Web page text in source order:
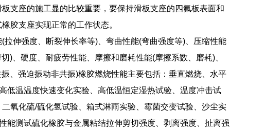
支座的施工显的比较重要，要保持滑板支座的四氟板表面和
胶支座实现正常的工作状态。
伸强度、断裂伸长率等)、弯曲性能(弯曲强度等)、压缩性能
)、硬度、耐疲劳性能、摩擦和磨耗性能(摩擦系数、磨耗)、
、强迫振动非共振)橡胶燃烧性能主要包括：垂直燃烧、水平
低温温度快速变化实验、高低温恒定湿热试验、温度冲击试
氧化硫/硫化氢试验、箱式淋雨实验、霉菌交变试验、沙尘实
能测试硫化橡胶与金属粘结拉伸剪切强度、剥离强度、扯离强